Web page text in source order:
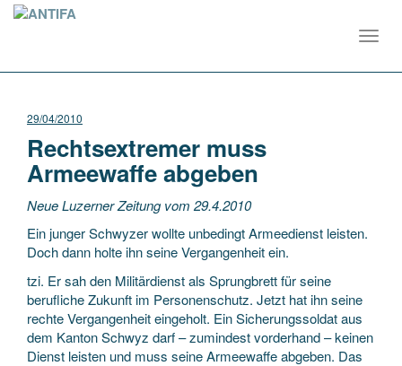
29/04/2010
Rechtsextremer muss
Armeewaffe abgeben
Neue Luzerner Zeitung vom 29.4.2010
Ein junger Schwyzer wollte unbedingt Armeedienst leisten.
Doch dann holte ihn seine Vergangenheit ein.
tzi. Er sah den Militärdienst als Sprungbrett für seine
berufliche Zukunft im Personenschutz. Jetzt hat ihn seine
rechte Vergangenheit eingeholt. Ein Sicherungssoldat aus
dem Kanton Schwyz darf – zumindest vorderhand – keinen
Dienst leisten und muss seine Armeewaffe abgeben. Das